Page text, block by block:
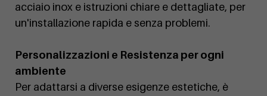
acciaio inox e istruzioni chiare e dettagliate, per
un'installazione rapida e senza problemi.
Personalizzazioni e Resistenza per ogni
ambiente
Per adattarsi a diverse esigenze estetiche, è